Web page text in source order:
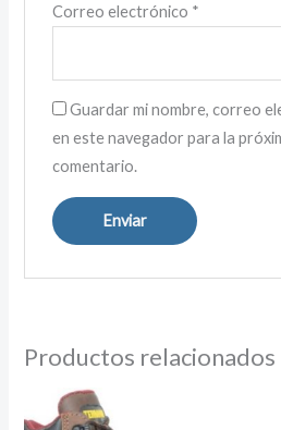
Correo electrónico *
Guardar mi nombre, correo
en este navegador para la
comentario.
Productos relacionados